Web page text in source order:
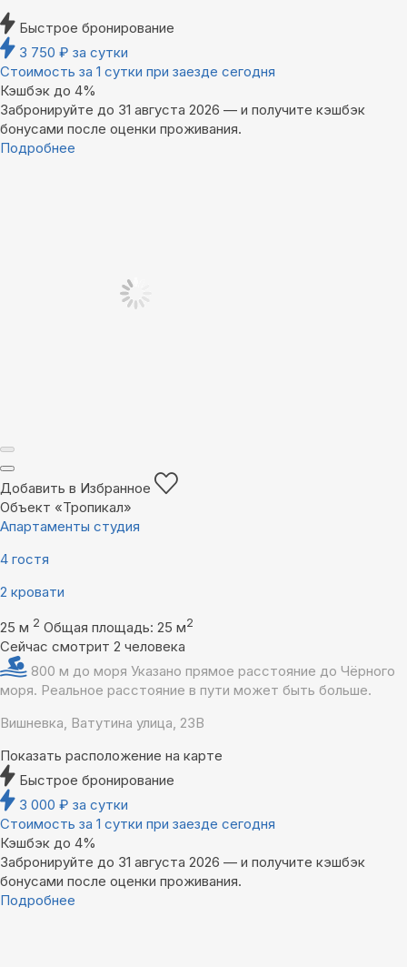
Быстрое бронирование
3 750 ₽ за сутки
Стоимость за 1 сутки при заезде сегодня
Кэшбэк до 4%
Забронируйте до 31 августа 2026 — и получите кэшбэк
бонусами после оценки проживания.
Подробнее
Добавить в Избранное
Объект «Тропикал»
Апартаменты студия
4 гостя
2 кровати
25 м 2 Общая площадь: 25 м2
Сейчас смотрит 2 человека
800 м до моря Указано прямое расстояние до Чёрного
моря. Реальное расстояние в пути может быть больше.
Вишневка, Ватутина улица, 23В
Показать расположение на карте
Быстрое бронирование
3 000 ₽ за сутки
Стоимость за 1 сутки при заезде сегодня
Кэшбэк до 4%
Забронируйте до 31 августа 2026 — и получите кэшбэк
бонусами после оценки проживания.
Подробнее